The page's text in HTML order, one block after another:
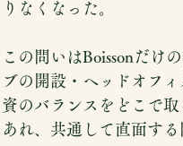
りなくなった。
この問いはBoissonだけ
ブの開設・ヘッドオフ
資のバランスをどこで
あれ、共通して直面する